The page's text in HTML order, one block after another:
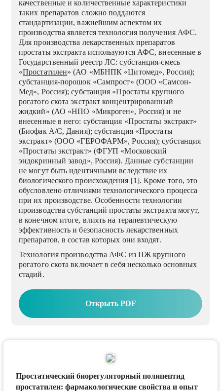
качественные и количественные характеристики
таких препаратов сложно поддаются
стандартизации, важнейшим аспектом их
производства является технология получения АФС.
Для производства лекарственных препаратов
простаты экстракта используются АФС, внесенные в
Государственный реестр ЛС: субстанция-смесь
«Простатилен» (АО «МБНПК «Цитомед», Россия);
субстанция-порошок «Сампрост» (ООО «Самсон-
Мед», Россия); субстанция «Простаты крупного
рогатого скота экстракт концентрированный
жидкий» (АО «НПО «Микроген», Россия) и не
внесенные в него: субстанция «Простаты экстракт»
(Биофак А/С, Дания); субстанция «Простаты
экстракт» (ООО «ГЕРОФАРМ», Россия); субстанция
«Простаты экстракт» (ФГУП «Московский
эндокринный завод», Россия). Данные субстанции
не могут быть идентичными вследствие их
биологического происхождения [1]. Кроме того, это
обусловлено отличиями технологического процесса
при их производстве. Особенности технологии
производства субстанций простаты экстракта могут,
в конечном итоге, влиять на терапевтическую
эффективность и безопасность лекарственных
препаратов, в состав которых они входят.
Технология производства АФС из ПЖ крупного
рогатого скота включает в себя несколько основных
стадий.
Открыть PDF
Простатический биорегуляторный полипептид
простатилен: фармакологические свойства и опыт